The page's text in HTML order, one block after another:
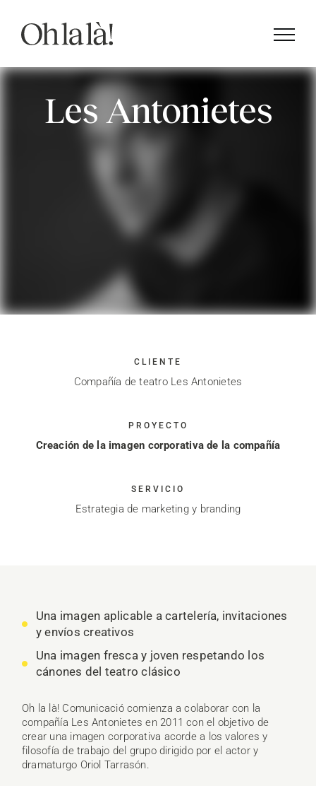
contenido
Les Antonietes
CLIENTE
Compañía de teatro Les Antonietes
PROYECTO
Creación de la imagen corporativa de la compañía
SERVICIO
Estrategia de marketing y branding
Una imagen aplicable a cartelería, invitaciones
y envíos creativos
Una imagen fresca y joven respetando los
cánones del teatro clásico
Oh la là! Comunicació comienza a colaborar con la
compañía Les Antonietes en 2011 con el objetivo de
crear una imagen corporativa acorde a los valores y
filosofía de trabajo del grupo dirigido por el actor y
dramaturgo Oriol Tarrasón.